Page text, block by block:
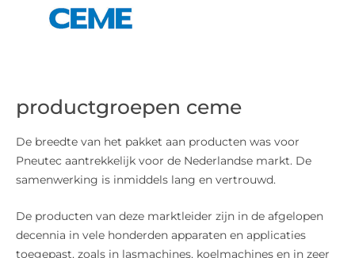
productgroepen ceme
De breedte van het pakket aan producten was voor
Pneutec aantrekkelijk voor de Nederlandse markt. De
samenwerking is inmiddels lang en vertrouwd.
De producten van deze marktleider zijn in de afgelopen
decennia in vele honderden apparaten en applicaties
toegepast, zoals in lasmachines, koelmachines en in zeer